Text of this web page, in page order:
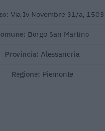
Via Iv Novembre 31/a,
Borgo San Martino
Provincia:Alessandria
Regione: Piemonte